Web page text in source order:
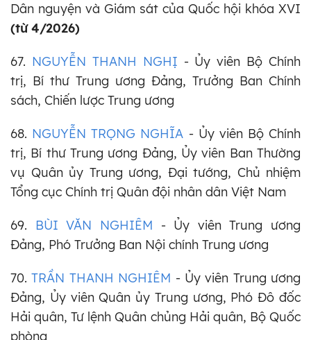
Dân nguyện và Giám sát của Quốc hội khóa XVI
(từ 4/2026)
67. NGUYỄN THANH NGHỊ - Ủy viên Bộ Chính
trị, Bí thư Trung ương Đảng, Trưởng Ban Chính
sách, Chiến lược Trung ương
68. NGUYỄN TRỌNG NGHĨA - Ủy viên Bộ Chính
trị, Bí thư Trung ương Đảng, Ủy viên Ban Thường
vụ Quân ủy Trung ương, Đại tướng, Chủ nhiệm
Tổng cục Chính trị Quân đội nhân dân Việt Nam
69. BÙI VĂN NGHIÊM - Ủy viên Trung ương
Đảng, Phó Trưởng Ban Nội chính Trung ương
70.TRẦN THANH NGHIÊM - Ủy viên Trung ương
Đảng, Ủy viên Quân ủy Trung ương, Phó Đô đốc
Hải quân, Tư lệnh Quân chủng Hải quân, Bộ Quốc
phòng